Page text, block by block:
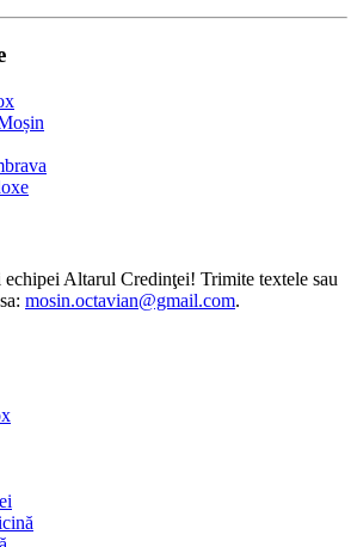
echipei Altarul Credinţei! Trimite textele sau
mosin.octavian@gmail.com.